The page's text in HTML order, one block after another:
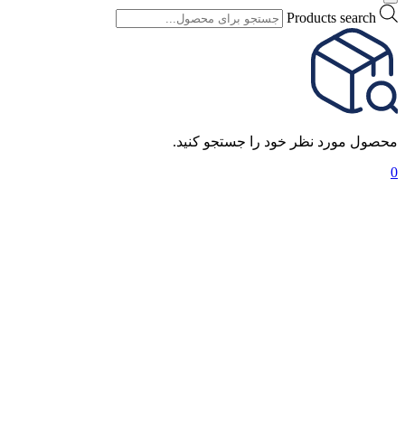
Products search
محصول مورد نظر خود را جستجو کنید.
0